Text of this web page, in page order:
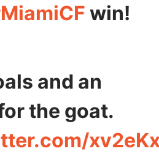
win!
and an
the goat.